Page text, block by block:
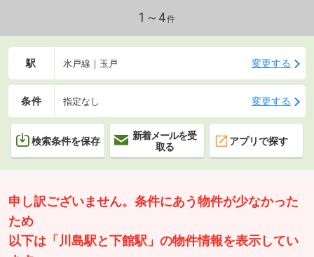
1～4件
駅 水戸線｜玉戸 変更する
条件 指定なし 変更する
検索条件を保存
新着メールを受
取る
アプリで探す
申し訳ございません。条件にあう物件が少なかった
ため
以下は「川島駅と下館駅」の物件情報を表示してい